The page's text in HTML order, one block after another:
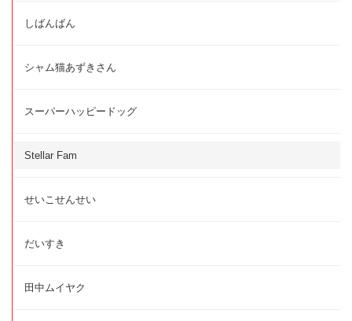
しばんばん
シャム猫あずきさん
スーパーハッピードッグ
Stellar Fam
せいこせんせい
だいすき
田中ムイヤク